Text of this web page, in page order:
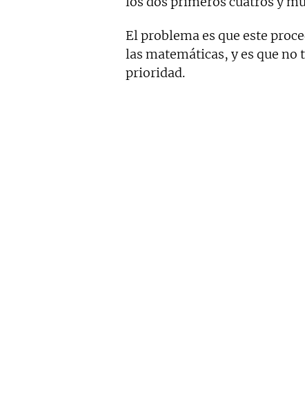
El problema es que este
las matemáticas, y es que
prioridad.